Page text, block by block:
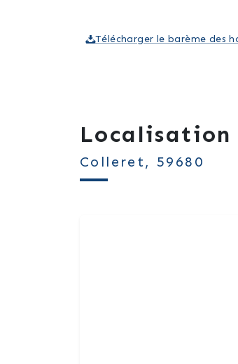
Télécharger le barème des
Localisation
Colleret, 59680